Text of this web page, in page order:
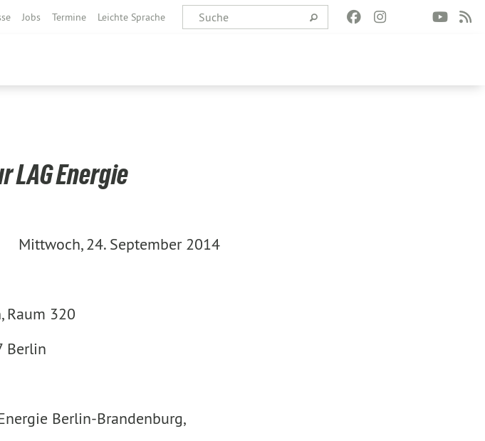
Jobs Termine Leichte Sprache
LAG Energie
Mittwoch, 24. September 2014
320
Berlin-Brandenburg,